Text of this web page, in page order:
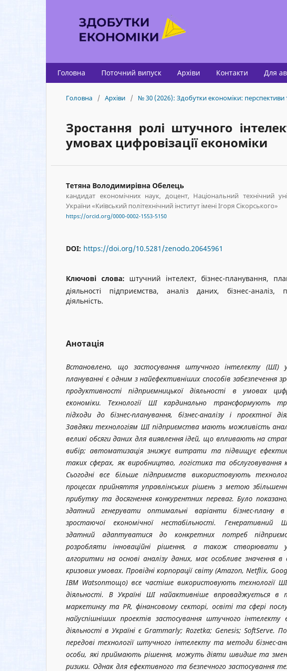
Головна Поточний випуск Архіви Контакти Для
Головна / Архіви / № 30 (2026): Здобутки економіки: перспективи
Зростання ролі штучного
умовах цифровізації економіки
Тетяна Володимирівна Обелець
кандидат економічних наук, доцент, Національний технічний
України «Київський політехнічний інститут імені Ігоря Сікорського»
https://orcid.org/0000-0002-1553-5150
DOI: https://doi.org/10.5281/zenodo.20645961
Ключові слова: штучний інтелект, бізнес-планування,
діяльності підприємства, аналіз даних, бізнес-аналіз,
діяльність.
Анотація
Встановлено, що застосування штучного інтелекту (ШІ) у
плануванні є одним з найефективніших способів забезпечення
продуктивності підприємницької діяльності в умовах
економіки. Технології ШІ кардинально трансформують
підходи до бізнес-планування, бізнес-аналізу і проєктної
Завдяки технологіям ШІ підприємства мають можливість
великі обсяги даних для виявлення ідей, що впливають на
вибір; автоматизація знижує витрати та підвищує
таких сферах, як виробництво, логістика та обслуговування
Сьогодні все більше підприємств використовують
процесах прийняття управлінських рішень з метою
прибутку та досягнення конкурентних переваг. Було
здатний генерувати оптимальні варіанти бізнес-плану
зростаючої економічної нестабільності. Генеративний
здатний адаптуватися до конкретних потреб
розробляти інноваційні рішення, а також створювати
алгоритми на основі аналізу даних, має особливе значення в
кризових умовах. Провідні корпорації світу (Amazon, Netflix,
IBM Watsonтощо) все частіше використовують технології
діяльності. В Україні ШІ найактивніше впроваджується в
маркетингу та PR, фінансовому секторі, освіті та сфері
найуспішніших проектів застосування штучного інтелекту
діяльності в Україні є Grammarly; Rozetka; Genesis; SoftServe.
передові технології штучного інтелекту та методи бізнес-
особи, які приймають рішення, можуть діяти швидше та
ризики. Однак для ефективного та безпечного застосування